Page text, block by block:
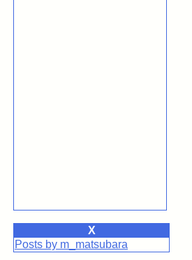
X
Posts by m_matsubara